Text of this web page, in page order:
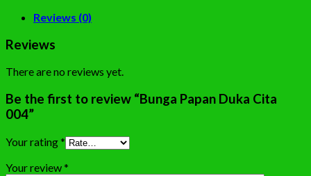
Reviews (0)
Reviews
There are no reviews yet.
Be the first to review “Bunga Papan Duka Cita
004”
Your rating*
Your review*